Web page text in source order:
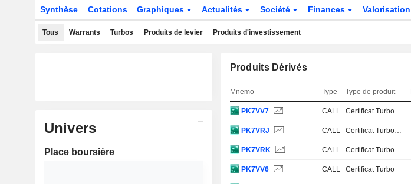
Synthèse Cotations Graphiques Actualités Société Finances Valorisation
Tous Warrants Turbos Produits de levier Produits d'investissement
Univers
Place boursière
Produits Dérivés
Mnemo Type Type de produit
PK7VV7 CALL Certificat Turbo
PK7VRJ CALL Certificat Turbo Stop Loss
PK7VRK CALL Certificat Turbo Stop Loss
PK7VV6 CALL Certificat Turbo